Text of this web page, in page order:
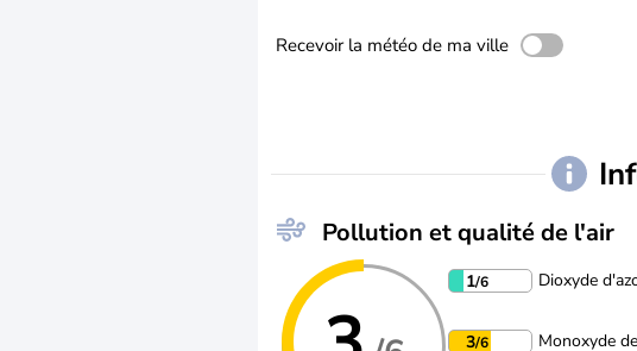
Recevoir la météo de ma ville
Pollution et qualité de l'air
1/6 Dioxyde
3/6 Monoxyde